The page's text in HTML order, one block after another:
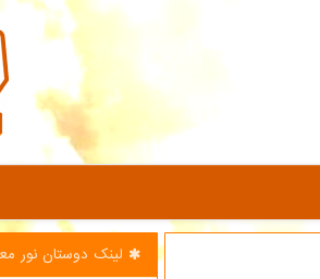
لینک دوستان نور